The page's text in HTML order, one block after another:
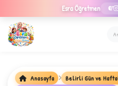
Esra Öğretmen
Anasayfa Belirli Gün ve